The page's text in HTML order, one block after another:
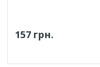
157 грн.